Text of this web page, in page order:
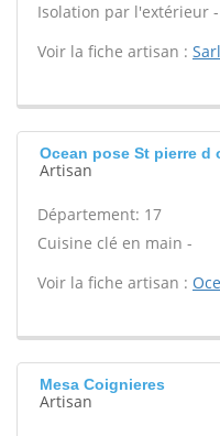
Isolation par l'extérieur -
Voir la fiche artisan :
Ocean pose St pierre d
Artisan
Département: 17
Cuisine clé en main -
Voir la fiche artisan :
Mesa Coignieres
Artisan